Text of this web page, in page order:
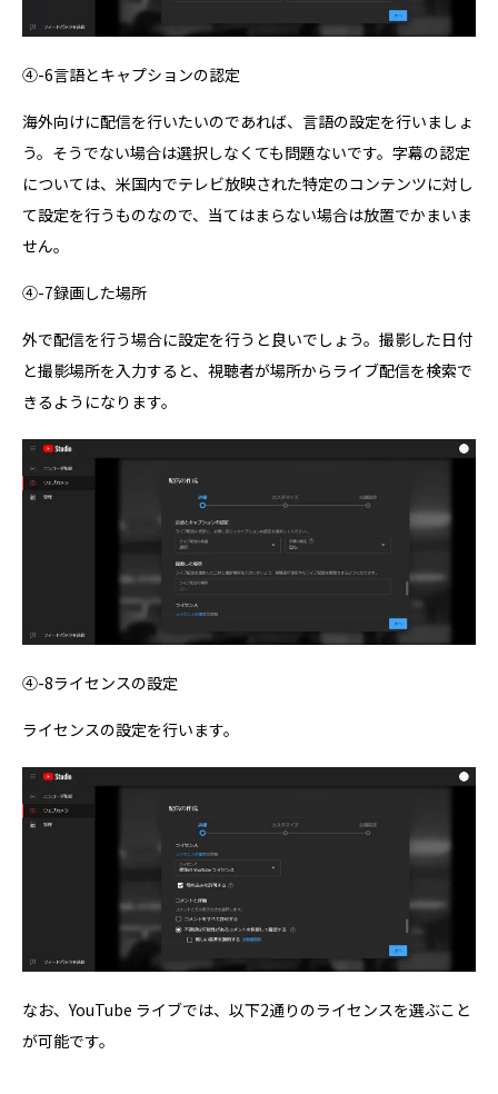
④-6言語とキャプションの認定
海外向けに配信を行いたいのであれば、言語の設定を行いましょ
う。そうでない場合は選択しなくても問題ないです。字幕の認定
については、米国内でテレビ放映された特定のコンテンツに対し
て設定を行うものなので、当てはまらない場合は放置でかまいま
せん。
④-7録画した場所
外で配信を行う場合に設定を行うと良いでしょう。撮影した日付
と撮影場所を入力すると、視聴者が場所からライブ配信を検索で
きるようになります。
④-8ライセンスの設定
ライセンスの設定を行います。
なお、YouTube ライブでは、以下2通りのライセンスを選ぶこと
が可能です。